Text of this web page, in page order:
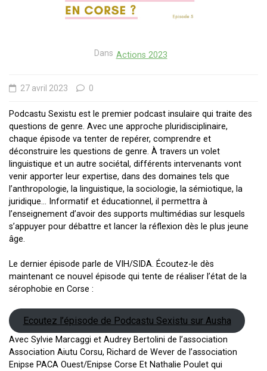
Dans Actions 2023
27 avril 2023 0
Podcastu Sexistu est le premier podcast insulaire qui traite des
questions de genre. Avec une approche pluridisciplinaire,
chaque épisode va tenter de repérer, comprendre et
déconstruire les questions de genre. À travers un volet
linguistique et un autre sociétal, différents intervenants vont
venir apporter leur expertise, dans des domaines tels que
l’anthropologie, la linguistique, la sociologie, la sémiotique, la
juridique… Informatif et éducationnel, il permettra à
l’enseignement d’avoir des supports multimédias sur lesquels
s’appuyer pour débattre et lancer la réflexion dès le plus jeune
âge.
Le dernier épisode parle de VIH/SIDA. Écoutez-le dès
maintenant ce nouvel épisode qui tente de réaliser l’état de la
sérophobie en Corse :
Ecoutez l’épisode de Podcastu Sexistu sur Ausha
Avec Sylvie Marcaggi et Audrey Bertolini de l’association
Association Aiutu Corsu, Richard de Wever de l’association
Enipse PACA Ouest/Enipse Corse Et Nathalie Poulet qui